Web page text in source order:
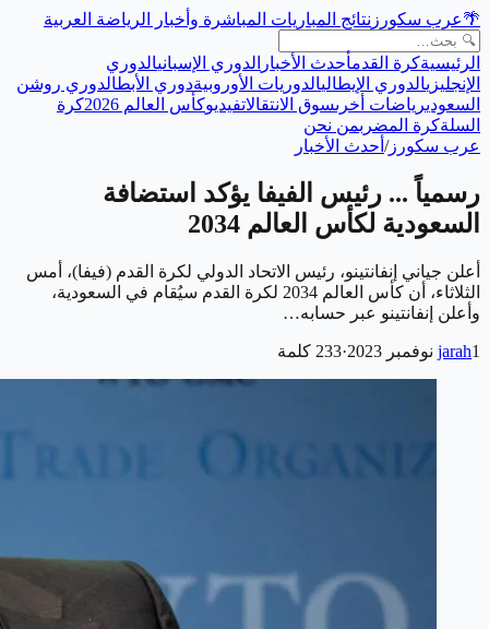
🌴عرب سكورز نتائج المباريات المباشرة وأخبار الرياضة العربية
الرئيسيةكرة القدمأحدث الأخبار الدوري الإسبانيالدوري
الإنجليزيالدوري الإيطاليالدوريات الأوروبيةدوري الأبطالدوري روشن
السعوديرياضات أخرىسوق الانتقالاتفيديوكأس العالم 2026
كرة
السلةكرة المضربمن نحن
عرب سكورز/ أحدث الأخبار
رسمياً ... رئيس الفيفا يؤكد استضافة
السعودية لكأس العالم 2034
أعلن جياني إنفانتينو، رئيس الاتحاد الدولي لكرة القدم (فيفا)، أمس
الثلاثاء، أن كأس العالم 2034 لكرة القدم سيُقام في السعودية،
وأعلن إنفانتينو عبر حسابه…
jarah1 نوفمبر 2023 ·
233 كلمة